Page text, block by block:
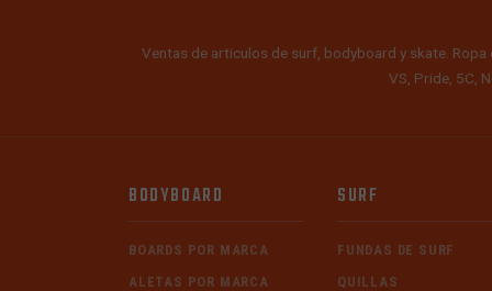
Ventas de articulos de surf, bodyboard y skate. Ropa
VS, Pride, 5C,
BODYBOARD
BOARDS POR MARCA
ALETAS POR MARCA
SURF
FUNDAS DE SURF
QUILLAS